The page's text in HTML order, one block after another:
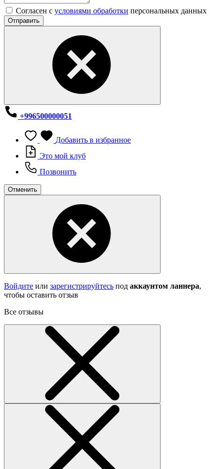
Согласен с условиями обработки персональных данных
Отправить
+996500000051
Добавить в избранное
Это мой клуб
Позвонить
Отменить
Войдите или зарегистрируйтесь под аккаунтом ланнера,
чтобы оставить отзыв
Все отзывы